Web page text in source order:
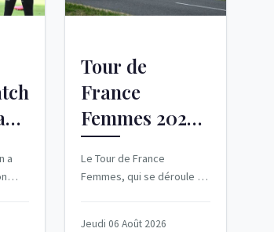
a
Tour de
France
Femmes 2026 :
La 6e étape de
Montbrison à
Rhône
Le Tour de France
Femmes, qui se déroule du
Jeudi 06 Août 2026